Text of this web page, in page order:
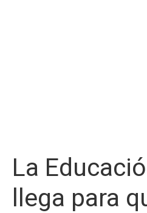
La
llega para